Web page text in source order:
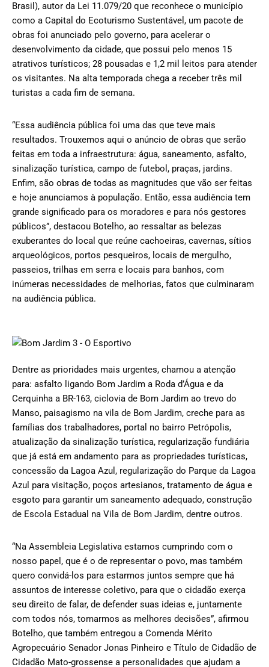
Brasil), autor da Lei 11.079/20 que reconhece o município
como a Capital do Ecoturismo Sustentável, um pacote de
obras foi anunciado pelo governo, para acelerar o
desenvolvimento da cidade, que possui pelo menos 15
atrativos turísticos; 28 pousadas e 1,2 mil leitos para atender
os visitantes. Na alta temporada chega a receber três mil
turistas a cada fim de semana.
“Essa audiência pública foi uma das que teve mais
resultados. Trouxemos aqui o anúncio de obras que serão
feitas em toda a infraestrutura: água, saneamento, asfalto,
sinalização turística, campo de futebol, praças, jardins.
Enfim, são obras de todas as magnitudes que vão ser feitas
e hoje anunciamos à população. Então, essa audiência tem
grande significado para os moradores e para nós gestores
públicos”, destacou Botelho, ao ressaltar as belezas
exuberantes do local que reúne cachoeiras, cavernas, sítios
arqueológicos, portos pesqueiros, locais de mergulho,
passeios, trilhas em serra e locais para banhos, com
inúmeras necessidades de melhorias, fatos que culminaram
na audiência pública.
Dentre as prioridades mais urgentes, chamou a atenção
para: asfalto ligando Bom Jardim a Roda d’Água e da
Cerquinha a BR-163, ciclovia de Bom Jardim ao trevo do
Manso, paisagismo na vila de Bom Jardim, creche para as
famílias dos trabalhadores, portal no bairro Petrópolis,
atualização da sinalização turística, regularização fundiária
que já está em andamento para as propriedades turísticas,
concessão da Lagoa Azul, regularização do Parque da Lagoa
Azul para visitação, poços artesianos, tratamento de água e
esgoto para garantir um saneamento adequado, construção
de Escola Estadual na Vila de Bom Jardim, dentre outros.
“Na Assembleia Legislativa estamos cumprindo com o
nosso papel, que é o de representar o povo, mas também
quero convidá-los para estarmos juntos sempre que há
assuntos de interesse coletivo, para que o cidadão exerça
seu direito de falar, de defender suas ideias e, juntamente
com todos nós, tomarmos as melhores decisões”, afirmou
Botelho, que também entregou a Comenda Mérito
Agropecuário Senador Jonas Pinheiro e Título de Cidadão de
Cidadão Mato-grossense a personalidades que ajudam a